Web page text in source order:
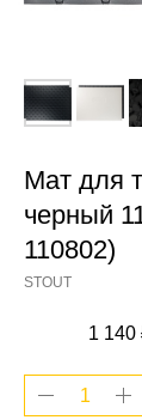
Мат для
черный
110802)
STOUT
1 140